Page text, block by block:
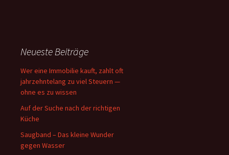
Neueste Beiträge
Wer eine Immobilie kauft, zahlt oft
jahrzehntelang zu viel Steuern —
ohne es zu wissen
Auf der Suche nach der richtigen
Küche
Saugband – Das kleine Wunder
gegen Wasser